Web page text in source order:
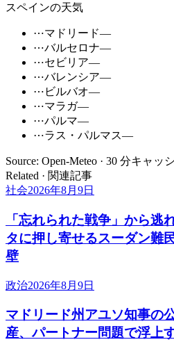
スペインの天気
⋯マドリード—
⋯バルセロナ—
⋯セビリア—
⋯バレンシア—
⋯ ビルバオ—
⋯マラガ—
⋯パルマ—
⋯ラス・パルマス—
Source: Open-Meteo · 30 分キャッ
Related · 関連記事
社会2026年8月9日
「忘れられた戦争」から逃
タに押し寄せるスーダン難
壁
政治2026年8月9日
マドリード州アユソ知事の
産、パートナー問題で浮上